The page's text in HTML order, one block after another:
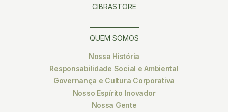
CIBRASTORE
QUEM SOMOS
Nossa História
Responsabilidade Social e Ambiental
Governança e Cultura Corporativa
Nosso Espírito Inovador
Nossa Gente